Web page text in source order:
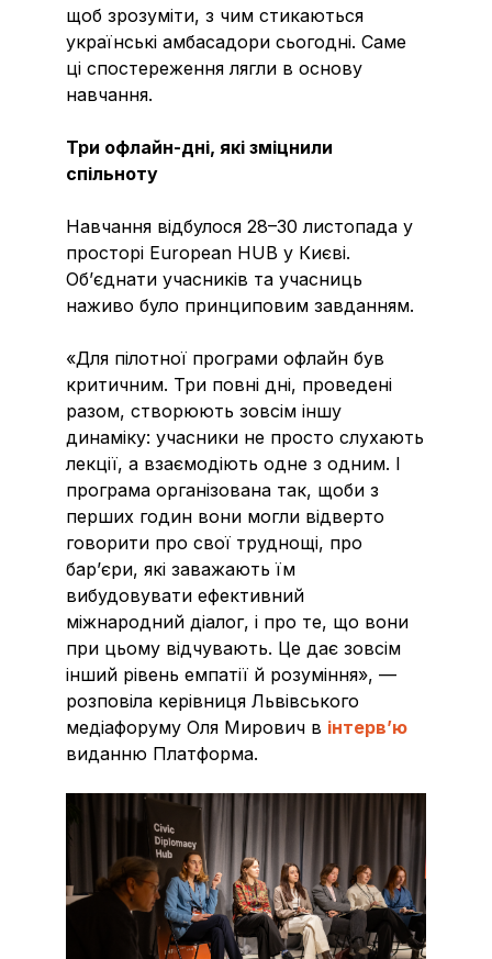
щоб зрозуміти, з чим стикаються
українські амбасадори сьогодні. Саме
ці спостереження лягли в основу
навчання.
Три офлайн-дні, які зміцнили
спільноту
Навчання відбулося 28–30 листопада у
просторі European HUB у Києві.
Об’єднати учасників та учасниць
наживо було принциповим завданням.
«Для пілотної програми офлайн був
критичним. Три повні дні, проведені
разом, створюють зовсім іншу
динаміку: учасники не просто слухають
лекції, а взаємодіють одне з одним. І
програма організована так, щоби з
перших годин вони могли відверто
говорити про свої труднощі, про
бар’єри, які заважають їм
вибудовувати ефективний
міжнародний діалог, і про те, що вони
при цьому відчувають. Це дає зовсім
інший рівень емпатії й розуміння», —
розповіла керівниця Львівського
медіафоруму Оля Мирович в інтерв’ю
виданню Платформа.